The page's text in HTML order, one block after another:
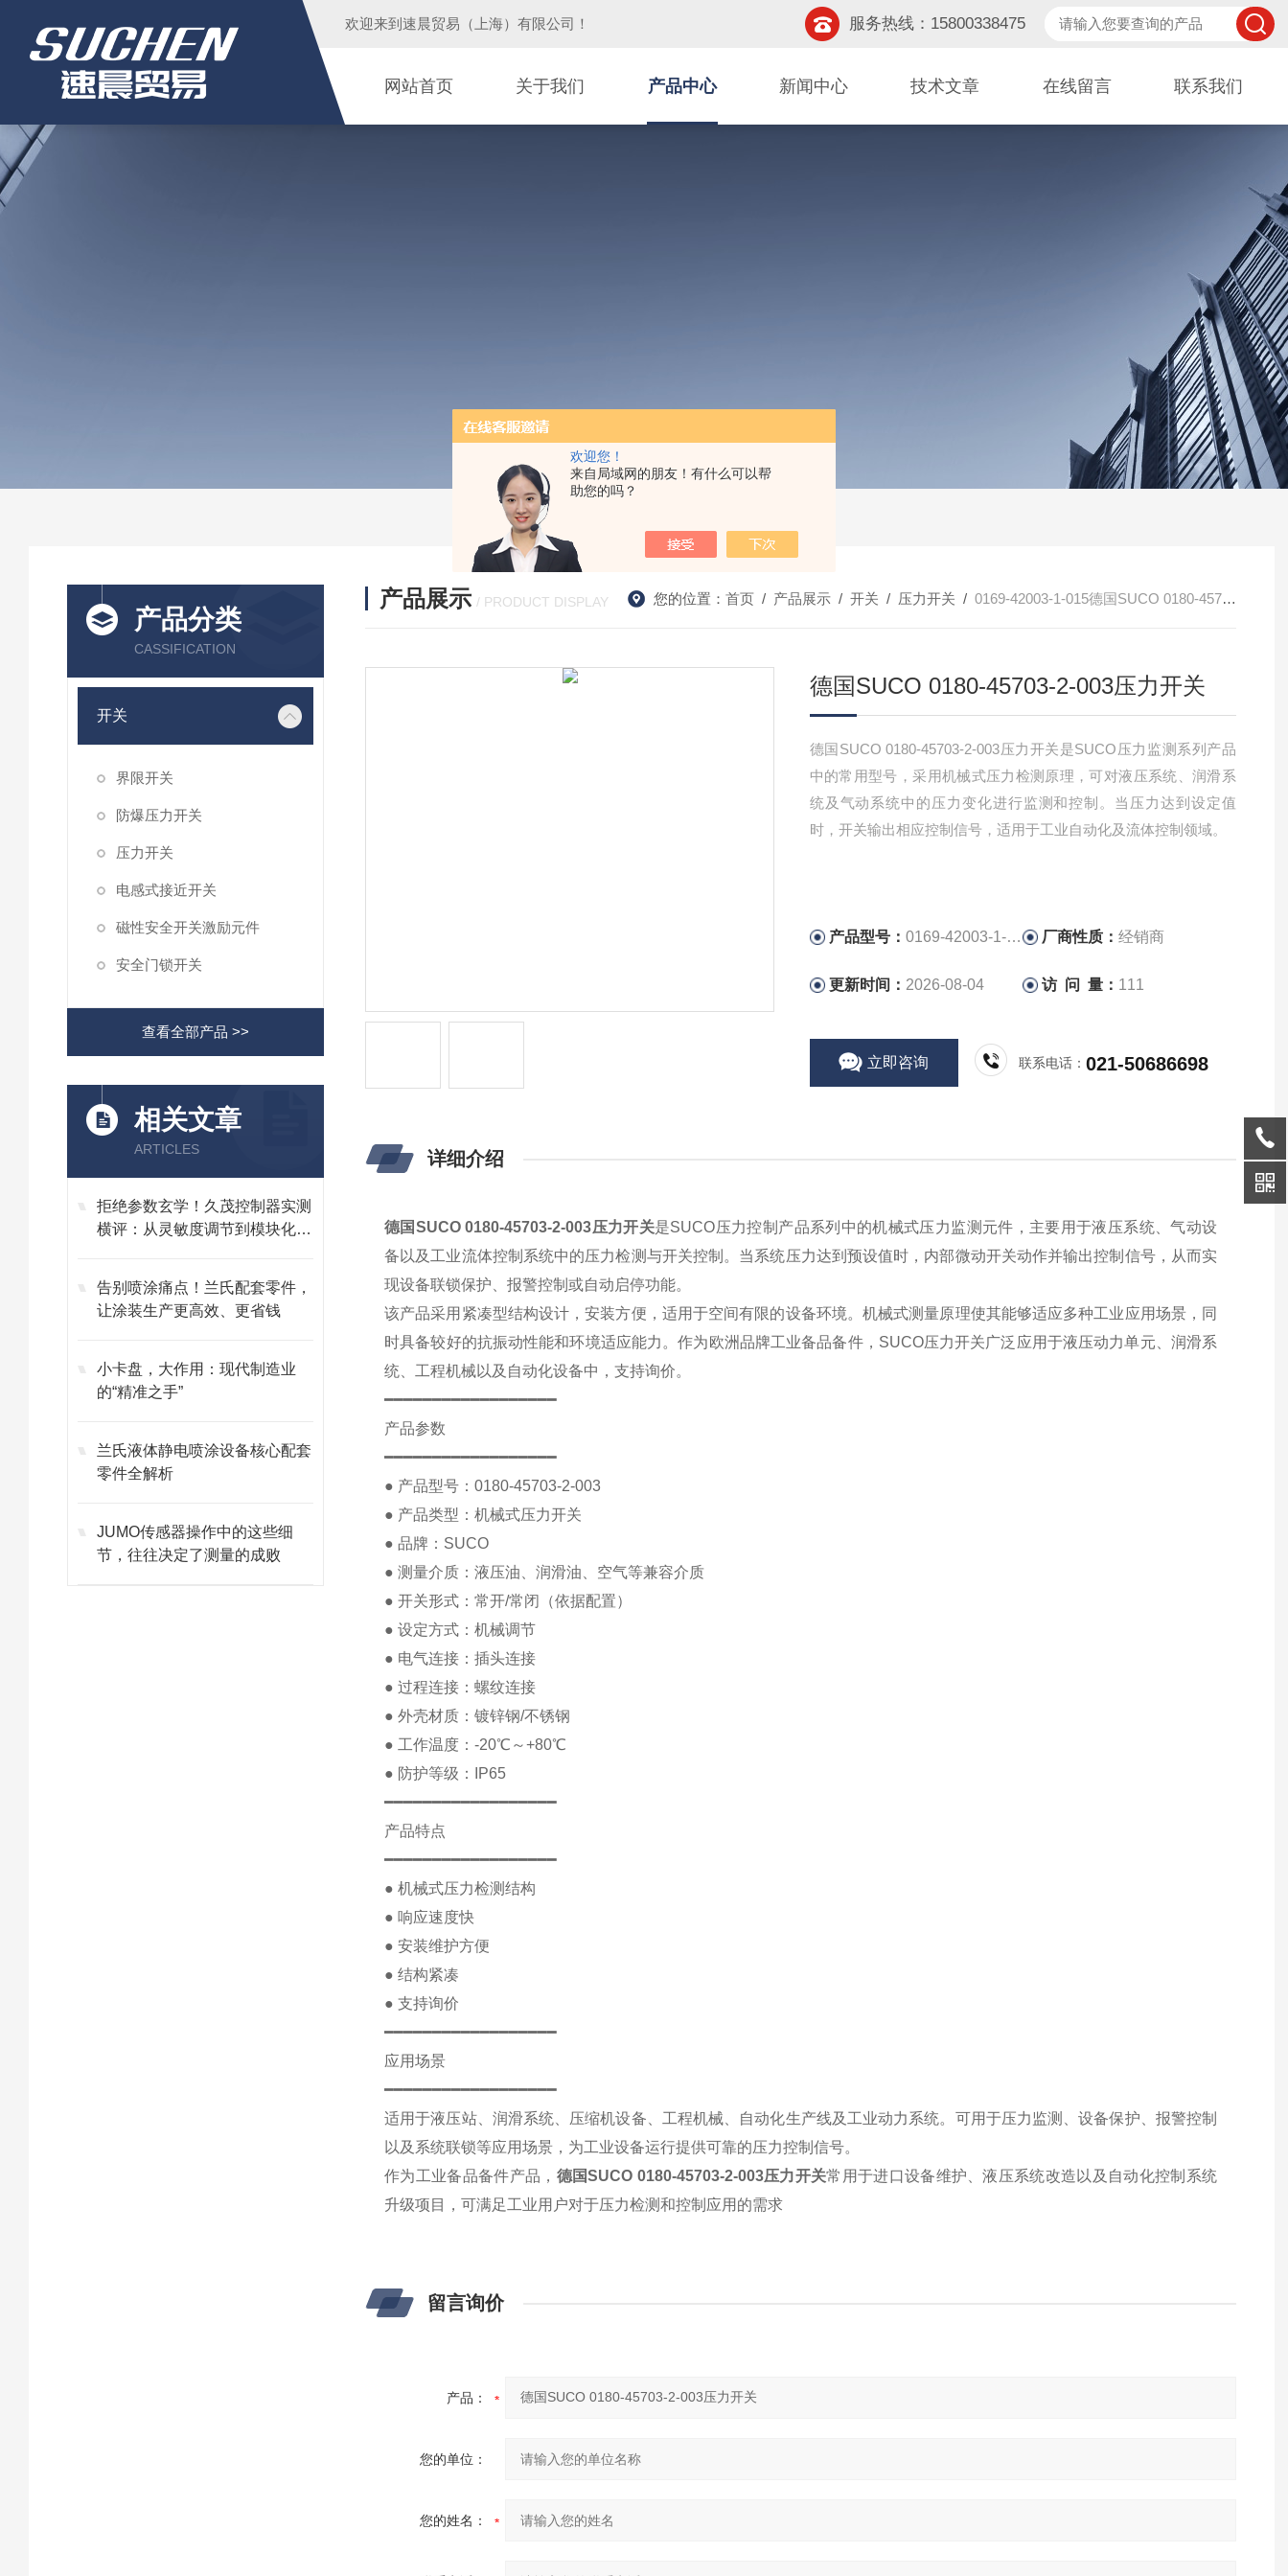
欢迎您！
来自局域网的朋友！有什么可以帮
助您的吗？
欢迎来到 速晨贸易（上海）有限公司 ！ 服务热线：15800338475
网站首页 关于我们 产品中心 新闻中心 技术文章 在线留言 联系我们
产品分类
CASSIFICATION
开关
界限开关
防爆压力开关
压力开关
电感式接近开关
磁性安全开关激励元件
安全门锁开关
查看全部产品 >>
相关文章
ARTICLES
拒绝参数玄学！久茂控制器实测
横评：从灵敏度调节到模块化维
告别喷涂痛点！兰氏配套零件，
让涂装生产更高效、更省钱
小卡盘，大作用：现代制造业
的“精准之手”
兰氏液体静电喷涂设备核心配套
零件全解析
JUMO传感器操作中的这些细
节，往往决定了测量的成败
产品展示 / PRODUCT DISPLAY 您的位置： 首页/ 产品展示/ 开关 / 压力开关 / 0169-42003-1-015德国SUCO 0180-45703-2-003压力开关
德国SUCO 0180-45703-2-003压力开关
德国SUCO 0180-45703-2-003压力开关是SUCO压力监测系列产品
中的常用型号，采用机械式压力检测原理，可对液压系统、润滑系
统及气动系统中的压力变化进行监测和控制。当压力达到设定值
时，开关输出相应控制信号，适用于工业自动化及流体控制领域。
产品型号： 0169-42003-1-015 厂商性质：经销商
更新时间： 2026-08-04 访 问 量： 111
立即咨询 联系电话：021-50686698
详细介绍
德国SUCO 0180-45703-2-003压力开关是SUCO压力控制产品系列中的机械式压力监测元件，主要用于液压系统、气动设
备以及工业流体控制系统中的压力检测与开关控制。当系统压力达到预设值时，内部微动开关动作并输出控制信号，从而实
现设备联锁保护、报警控制或自动启停功能。
该产品采用紧凑型结构设计，安装方便，适用于空间有限的设备环境。机械式测量原理使其能够适应多种工业应用场景，同
时具备较好的抗振动性能和环境适应能力。作为欧洲品牌工业备品备件，SUCO压力开关广泛应用于液压动力单元、润滑系
统、工程机械以及自动化设备中，支持询价。
━━━━━━━━━━━━━━━━━━
产品参数
━━━━━━━━━━━━━━━━━━
● 产品型号：0180-45703-2-003
● 产品类型：机械式压力开关
● 品牌：SUCO
● 测量介质：液压油、润滑油、空气等兼容介质
● 开关形式：常开/常闭（依据配置）
● 设定方式：机械调节
● 电气连接：插头连接
● 过程连接：螺纹连接
● 外壳材质：镀锌钢/不锈钢
● 工作温度：-20℃～+80℃
● 防护等级：IP65
━━━━━━━━━━━━━━━━━━
产品特点
━━━━━━━━━━━━━━━━━━
● 机械式压力检测结构
● 响应速度快
● 安装维护方便
● 结构紧凑
● 支持询价
━━━━━━━━━━━━━━━━━━
应用场景
━━━━━━━━━━━━━━━━━━
适用于液压站、润滑系统、压缩机设备、工程机械、自动化生产线及工业动力系统。可用于压力监测、设备保护、报警控制
以及系统联锁等应用场景，为工业设备运行提供可靠的压力控制信号。
作为工业备品备件产品， 德国SUCO 0180-45703-2-003压力开关常用于进口设备维护、液压系统改造以及自动化控制系统
升级项目，可满足工业用户对于压力检测和控制应用的需求
留言询价
产品：
您的单位：
您的姓名：